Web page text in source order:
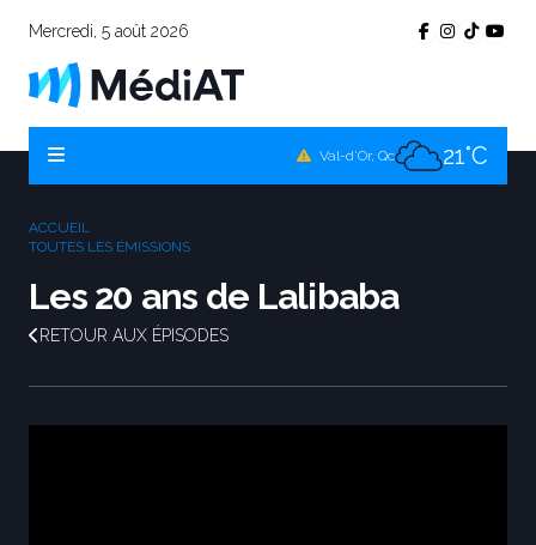
Mercredi, 5 août 2026
Val-d'Or, Qc 21°C
ACCUEIL
TOUTES LES ÉMISSIONS
Les 20 ans de Lalibaba
RETOUR AUX ÉPISODES